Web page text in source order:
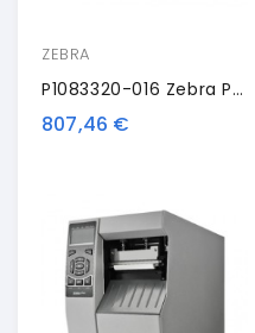
ZEBRA
P1083320-016 Zebra Printhead, Kit, 12 Dots/mm (300dpi)
807,46 €